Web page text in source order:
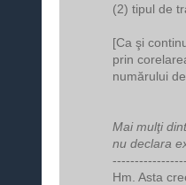
(2) tipul de
[Ca şi
prin
numărului
Mai mulţi
nu declara
Hm. Asta